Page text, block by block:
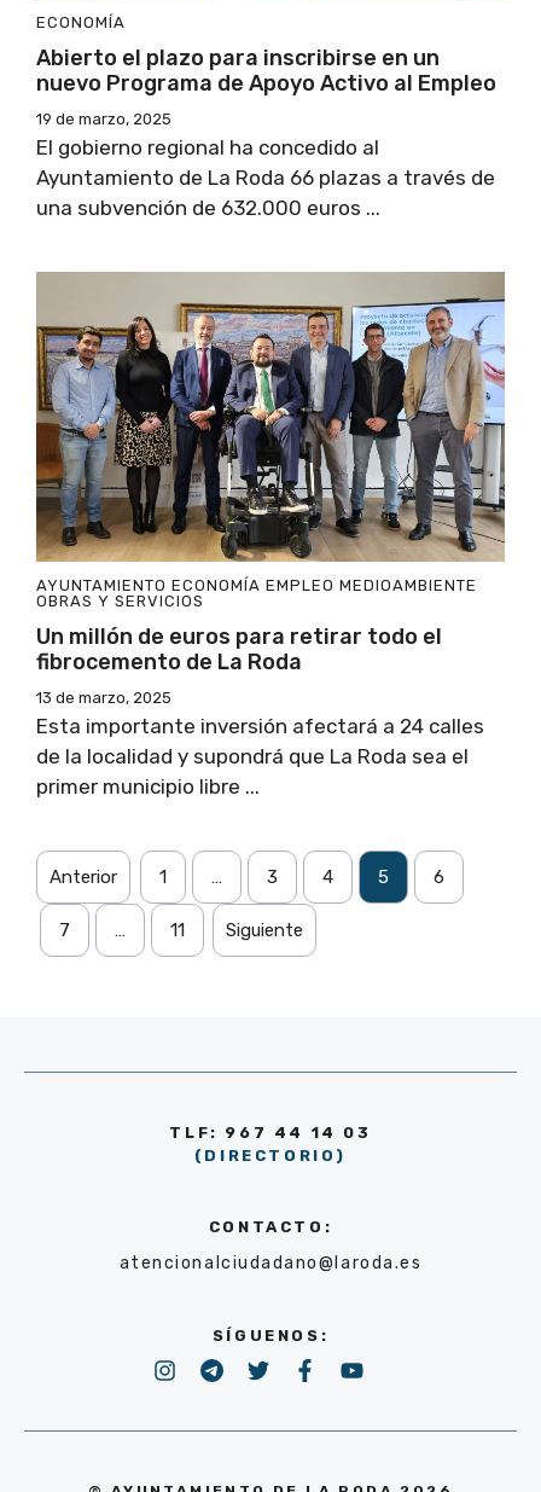
ECONOMÍA
Abierto el plazo para inscribirse en un
nuevo Programa de Apoyo Activo al Empleo
19 de marzo, 2025
El gobierno regional ha concedido al
Ayuntamiento de La Roda 66 plazas a través de
una subvención de 632.000 euros ...
AYUNTAMIENTO ECONOMÍA EMPLEO MEDIOAMBIENTE
OBRAS Y SERVICIOS
Un millón de euros para retirar todo el
fibrocemento de La Roda
13 de marzo, 2025
Esta importante inversión afectará a 24 calles
de la localidad y supondrá que La Roda sea el
primer municipio libre ...
Anterior 1 … 3 4 5 6
7 … 11 Siguiente
TLF: 967 44 14 03
(DIRECTORIO)
CONTACTO:
atencionalciudadano@laroda.es
SÍGUENOS: